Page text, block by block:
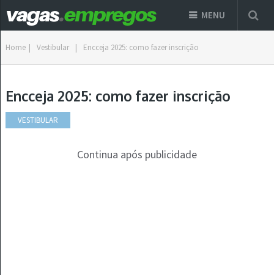
MENU
Home | Vestibular | Encceja 2025: como fazer inscrição
Encceja 2025: como fazer inscrição
VESTIBULAR
Continua após publicidade